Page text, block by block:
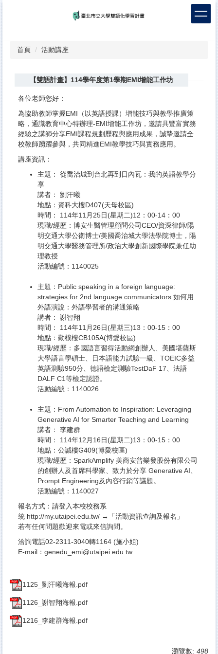
首頁 活動講座
【雙語計畫】114學年度第1學期EMI增能工作坊
各位老師您好：
為協助教師掌握EMI（以英語授課）增能技巧與教學推廣策
略，通識教育中心特辦理-EMI增能工作坊，邀請具豐富實務
經驗之講師分享EMI課程規劃歷程與應用成果，誠摯邀請全
校教師踴躍參與，共同精進EMI教學技巧與實務應用。
講座資訊：
主題： 從喬治城到台北再到日內瓦：我的英語教學分
享
講者： 劉汗曦
地點：資科大樓D407(天母校區)
時間： 114年11月25日(星期二)12：00-14：00
現職/經歷：博安生醫管理顧問公司CEO/資深律師/陽
明交通大學公衛博士/美國喬治城大學法學院博士，陽
明交通大學醫務管理所/政治大學創新國際學院兼任助
理教授
活動編號：1140025
主題：Public speaking in a foreign language:
strategies for 2nd language communicators 如何用
外語演說：外語學習者的溝通策略
講者： 謝智翔
時間： 114年11月26日(星期三)13：00-15：00
地點：勤樸樓CB105A(博愛校區)
現職/經歷：多國語言習得活動網創辦人、美國堪薩斯
大學語言學碩士、日本語能力試驗一級、TOEIC多益
英語測驗950分、德語檢定測驗TestDaF 17、法語
DALF C1等檢定認證。
活動編號：1140026
主題：From Automation to Inspiration: Leveraging
Generative AI for Smarter Teaching and Learning
講者： 李建群
時間： 114年12月16日(星期二)13：00-15：00
地點：公誠樓G409(博愛校區)
現職/經歷：SparkAmplify 美商安普樂發股份有限公司
的創辦人及首席科學家、致力於分享 Generative AI、
Prompt Engineering及內容行銷等議題。
活動編號：1140027
報名方式：請登入本校校務系
統 http://my.utaipei.edu.tw/ →「活動資訊查詢及報名」
若有任何問題歡迎來電或來信詢問。
洽詢電話02-2311-3040轉1164 (施小姐)
E-mail：genedu_emi@utaipei.edu.tw
1125_劉汗曦海報.pdf
1126_謝智翔海報.pdf
1216_李建群海報.pdf
瀏覽數: 498